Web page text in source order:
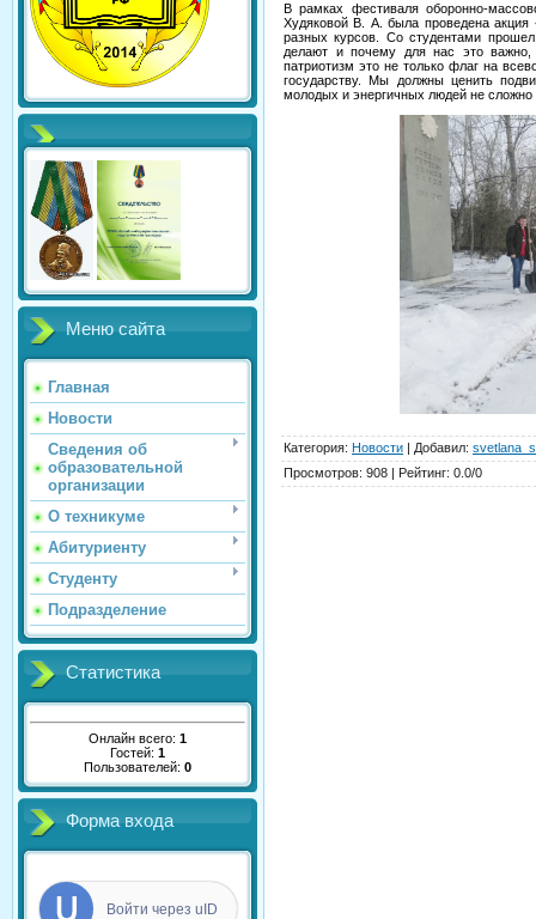
Меню сайта
Главная
Новости
Сведения об
образовательной
организации
О техникуме
Абитуриенту
Студенту
Подразделение
Статистика
Онлайн всего: 1
Гостей: 1
Пользователей: 0
Форма входа
Войти через uID
В рамках фестиваля оборонно-
Худяковой В. А. была проведена
разных курсов. Со студентами
делают и почему для нас это
патриотизм это не только флаг на
государству. Мы должны ценить
молодых и энергичных людей не сложно
Категория: Новости | Добавил:
Просмотров: 908 | Рейтинг: 0.0/0